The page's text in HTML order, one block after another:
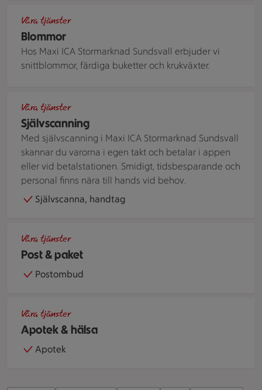
Blommor
Våra tjänster
Hos Maxi ICA Stormarknad Sundsvall erbjuder vi
snittblommor, färdiga buketter och krukväxter.
Självscanning
Våra tjänster
Med självscanning i Maxi ICA Stormarknad Sundsvall
skannar du varorna i egen takt och betalar i appen
eller vid betalstationen. Smidigt, tidsbesparande och
personal finns nära till hands vid behov.
Självscanna, handtag
Post & paket
Våra tjänster
Postombud
Apotek & hälsa
Våra tjänster
Apotek